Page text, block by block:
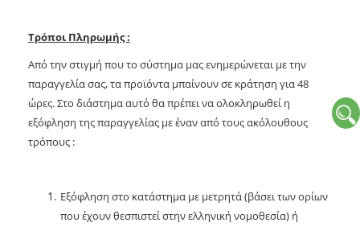
Τρόποι Πληρωμής :
Από την στιγμή που το σύστημα μας ενημερώνεται με την
παραγγελία σας, τα προϊόντα μπαίνουν σε κράτηση για 48
ώρες. Στο διάστημα αυτό θα πρέπει να ολοκληρωθεί η
εξόφληση της παραγγελίας με έναν από τους ακόλουθους
τρόπους :
Εξόφληση στο κατάστημα με μετρητά (βάσει των ορίων
που έχουν θεσπιστεί στην ελληνική νομοθεσία) ή